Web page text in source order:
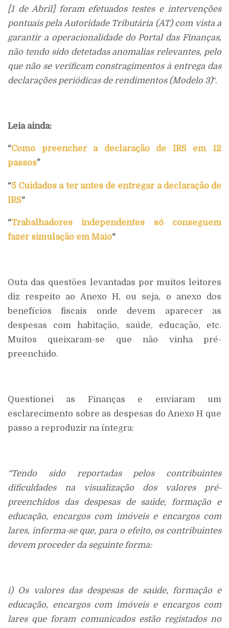
[1 de Abril] foram efetuados testes e intervenções
pontuais pela Autoridade Tributária (AT) com vista a
garantir a operacionalidade do Portal das Finanças,
não tendo sido detetadas anomalias relevantes, pelo
que não se verificam constragimentos à entrega das
declarações periódicas de rendimentos (Modelo 3)“.
Leia ainda:
“Como preencher a declaração de IRS em 12
passos”
“5 Cuidados a ter antes de entregar a declaração de
IRS“
“Trabalhadores independentes só conseguem
fazer simulação em Maio“
Outa das questões levantadas por muitos leitores
diz respeito ao Anexo H, ou seja, o anexo dos
benefícios fiscais onde devem aparecer as
despesas com habitação, saúde, educação, etc.
Muitos queixaram-se que não vinha pré-
preenchido.
Questionei as Finanças e enviaram um
esclarecimento sobre as despesas do Anexo H que
passo a reproduzir na íntegra:
“Tendo sido reportadas pelos contribuintes
dificuldades na visualização dos valores pré-
preenchidos das despesas de saúde, formação e
educação, encargos com imóveis e encargos com
lares, informa-se que, para o efeito, os contribuintes
devem proceder da seguinte forma:
i) Os valores das despesas de saúde, formação e
educação, encargos com imóveis e encargos com
lares que foram comunicados estão registados no